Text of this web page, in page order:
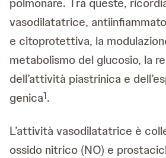
vasodilatatrice,
e citoprotettiva, la
metabolismo del glucosio, la
dell’attività piastrinica e
genica1.
L’attività vasodilatatrice è
ossido nitrico (NO) e